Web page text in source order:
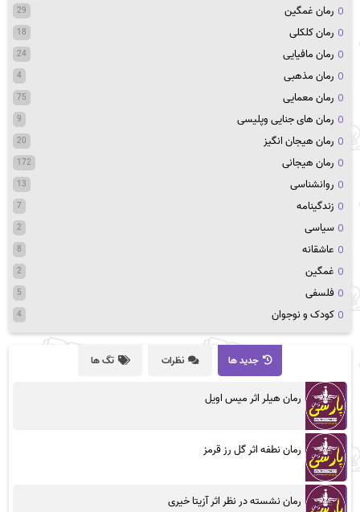
رمان غمگین 29
رمان کلکلی 18
رمان مافیایی 24
رمان مذهبی 4
رمان معمایی 75
رمان های جنایی وپلیسی 9
رمان هیجان انگیز 20
رمان هیجانی 172
روانشناسی 13
زندگینامه 7
سیاسی 2
عاشقانه 8
غمگین 2
فلسفی 5
کودک و نوجوان 4
جدید ها نظرات تگ ها
رمان هیلر اثر میس اویل
رمان نطفه اثر گل رز قرمز
رمان نشسته در نظر اثر آزیتا خیری